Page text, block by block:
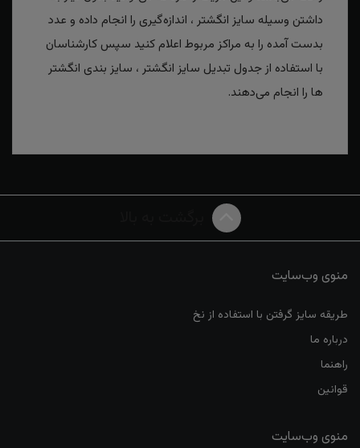
داشتن وسیله سایز انگشتر ، اندازه‌گیری را انجام داده و عدد
بدست آمده را به مراکز مربوط اعلام کنید سپس کارشناسان
با استفاده از جدول تبدیل سایز انگشتر ، سایز بندی انگشتر
ها را انجام می‌دهند.
منوی وب‌سایت
طریقه سایز گرفتن با استفاده از نخ
درباره ما
راهنما
قوانین
منوی وب‌سایت